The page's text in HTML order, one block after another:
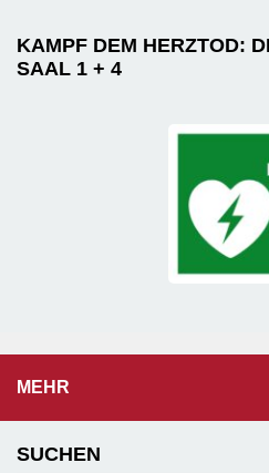
KAMPF DEM HERZTOD:
SAAL 1 + 4
MEHR
SUCHEN